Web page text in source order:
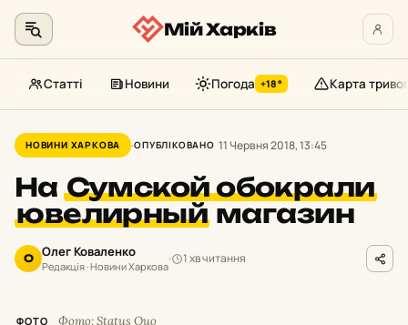
до
контенту
Мій Харків
Статті Новини Погода +18° Карта тривог
НОВИНИ ХАРКОВА ОПУБЛІКОВАНО 11 Червня 2018, 13:45
НаСумской обокрали
ювелирный магазин
О Олег Коваленко
Редакція · Новини Харкова
1 хв читання
ФОТО Фото: Status Quo